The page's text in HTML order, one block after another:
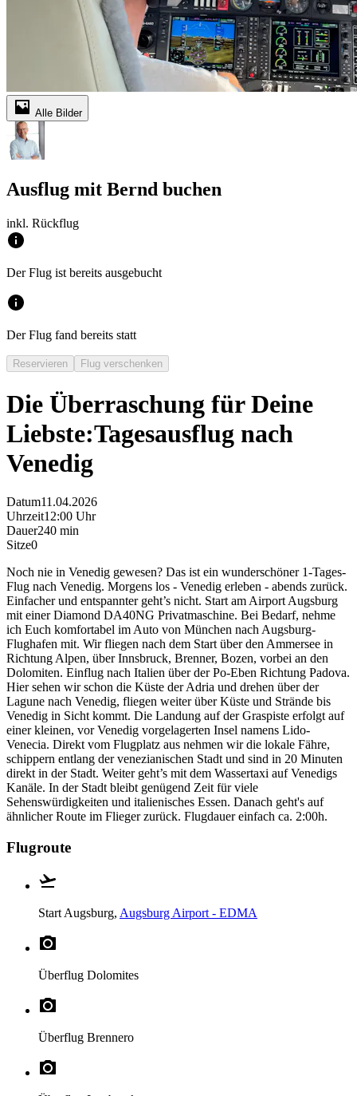
Alle Bilder
Ausflug mit Bernd buchen
inkl. Rückflug
Der Flug ist bereits ausgebucht
Der Flug fand bereits statt
Reservieren Flug verschenken
Die Überraschung für Deine
Liebste:Tagesausflug nach
Venedig
Datum11.04.2026
Uhrzeit12:00 Uhr
Dauer240 min
Sitze0
Noch nie in Venedig gewesen? Das ist ein wunderschöner 1-Tages-
Flug nach Venedig. Morgens los - Venedig erleben - abends zurück.
Einfacher und entspannter geht’s nicht. Start am Airport Augsburg
mit einer Diamond DA40NG Privatmaschine. Bei Bedarf, nehme
ich Euch komfortabel im Auto von München nach Augsburg-
Flughafen mit. Wir fliegen nach dem Start über den Ammersee in
Richtung Alpen, über Innsbruck, Brenner, Bozen, vorbei an den
Dolomiten. Einflug nach Italien über der Po-Eben Richtung Padova.
Hier sehen wir schon die Küste der Adria und drehen über der
Lagune nach Venedig, fliegen weiter über Küste und Strände bis
Venedig in Sicht kommt. Die Landung auf der Graspiste erfolgt auf
einer kleinen, vor Venedig vorgelagerten Insel namens Lido-
Venecia. Direkt vom Flugplatz aus nehmen wir die lokale Fähre,
schippern entlang der venezianischen Stadt und sind in 20 Minuten
direkt in der Stadt. Weiter geht’s mit dem Wassertaxi auf Venedigs
Kanäle. In der Stadt bleibt genügend Zeit für viele
Sehenswürdigkeiten und italienisches Essen. Danach geht's auf
ähnlicher Route im Flieger zurück. Flugdauer einfach ca. 2:00h.
Flugroute
Start Augsburg, Augsburg Airport - EDMA
Überflug Dolomites
Überflug Brennero